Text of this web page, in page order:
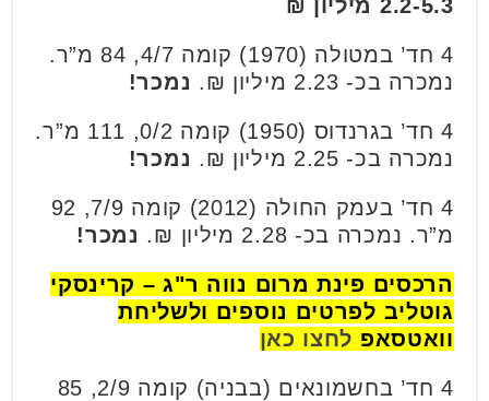
2.2-5.3 מיליון ₪
4 חד’ במטולה (1970) קומה 4/7, 84 מ”ר.
נמכרה בכ- 2.23 מיליון ₪.
נמכר!
4 חד’ בגרנדוס (1950) קומה 0/2, 111 מ”ר.
נמכרה בכ- 2.25 מיליון ₪.
נמכר!
4 חד’ בעמק החולה (2012) קומה 7/9, 92
מ”ר. נמכרה בכ- 2.28 מיליון ₪.
נמכר!
הרכסים פינת מרום נווה ר"ג – קרינסקי
גוטליב לפרטים נוספים ולשליחת
וואטסאפ לחצו כאן
4 חד’ בחשמונאים (בבניה) קומה 2/9, 85